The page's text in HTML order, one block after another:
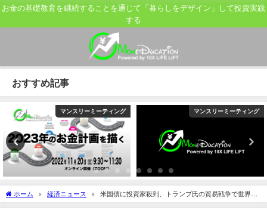
お金の基礎教育を継続することを通じて「暮らしをデザイン」して投資実践
する
おすすめ記事
マンスリーミーティング マンスリーミーティング
ホーム 経済ニュース
米国債に投資家殺到、トランプ氏の貿易戦争で世界的
な景気後退警戒